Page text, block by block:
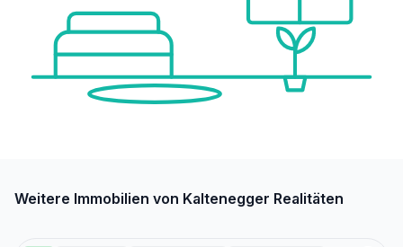
Weitere Immobilien von Kaltenegger Realitäten